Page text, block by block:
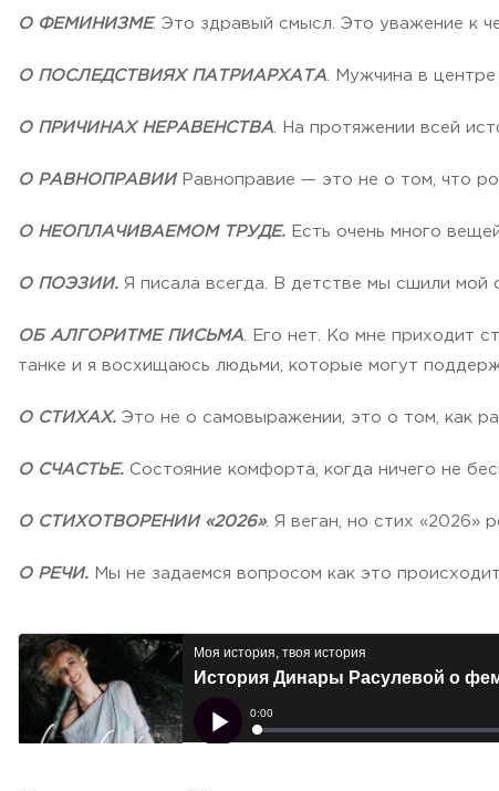
О ФЕМИНИЗМЕ. Это здравый смысл. Это уважение к
О ПОСЛЕДСТВИЯХ ПАТРИАРХАТА . Мужчина в
О ПРИЧИНАХ НЕРАВЕНСТВА . На протяжении всей
О РАВНОПРАВИИРавноправие — это не о том, что
О НЕОПЛАЧИВАЕМОМ ТРУДЕ. Есть очень много
О ПОЭЗИИ. Я писала всегда. В детстве мы сшили мой
ОБ АЛГОРИТМЕ ПИСЬМА . Его нет. Ко мне приходит
танке и я восхищаюсь людьми, которые могут
О СТИХАХ. Это не о самовыражении, это о том, как
О СЧАСТЬЕ. Состояние комфорта, когда ничего не
О СТИХОТВОРЕНИИ «2026». Я веган, но стих «2026»
О РЕЧИ. Мы не задаемся вопросом как это